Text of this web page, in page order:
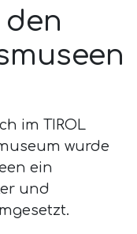
im TIROL
wurde
ein
und